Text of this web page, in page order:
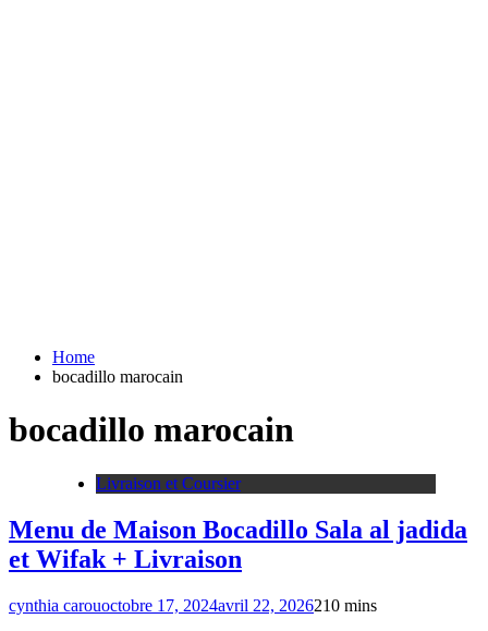
Home
bocadillo marocain
bocadillo marocain
Livraison et Coursier
Menu de Maison Bocadillo Sala al jadida
et Wifak + Livraison
cynthia carouoctobre 17, 2024avril 22, 2026210 mins